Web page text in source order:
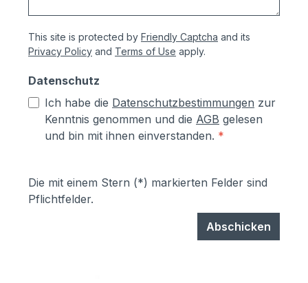
This site is protected by Friendly Captcha and its
Privacy Policy and Terms of Use apply.
Datenschutz
Ich habe die Datenschutzbestimmungen zur
Kenntnis genommen und die AGB gelesen
und bin mit ihnen einverstanden. *
Die mit einem Stern (*) markierten Felder sind
Pflichtfelder.
Abschicken